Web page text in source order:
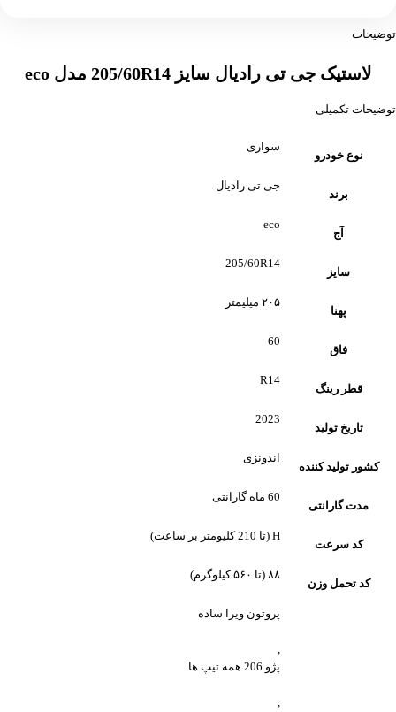
توضیحات
لاستیک جی تی رادیال سایز 205/60R14 مدل eco
توضیحات تکمیلی
نوع خودرو
سواری
برند
جی تی رادیال
آج
eco
سایز
205/60R14
پهنا
۲۰۵ میلیمتر
فاق
60
قطر رینگ
R14
تاریخ تولید
2023
کشور تولید کننده
اندونزی
مدت گارانتی
60 ماه گارانتی
کد سرعت
H (تا 210 کلیومتر بر ساعت)
کد تحمل وزن
۸۸ (تا ۵۶۰ کیلوگرم)
پروتون ویرا ساده
,
پژو 206 همه تیپ ها
,